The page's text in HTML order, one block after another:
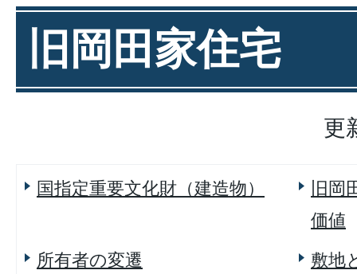
旧岡田家住宅
更
国指定重要文化財（建造物）
旧岡
価値
所有者の変遷
敷地